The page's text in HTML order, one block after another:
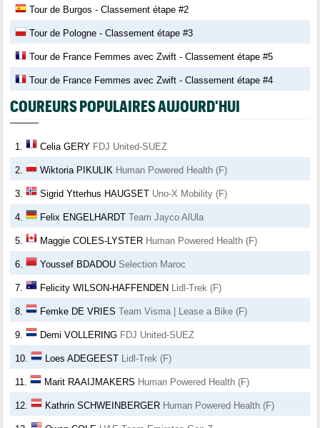
Tour de Burgos - Classement étape #2
Tour de Pologne - Classement étape #3
Tour de France Femmes avec Zwift - Classement étape #5
Tour de France Femmes avec Zwift - Classement étape #4
COUREURS POPULAIRES AUJOURD'HUI
1. Celia GERY FDJ United-SUEZ
2. Wiktoria PIKULIK Human Powered Health (F)
3. Sigrid Ytterhus HAUGSET Uno-X Mobility (F)
4. Felix ENGELHARDT Team Jayco AlUla
5. Maggie COLES-LYSTER Human Powered Health (F)
6. Youssef BDADOU Selection Maroc
7. Felicity WILSON-HAFFENDEN Lidl-Trek (F)
8. Femke DE VRIES Team Visma | Lease a Bike (F)
9. Demi VOLLERING FDJ United-SUEZ
10. Loes ADEGEEST Lidl-Trek (F)
11. Marit RAAIJMAKERS Human Powered Health (F)
12. Kathrin SCHWEINBERGER Human Powered Health (F)